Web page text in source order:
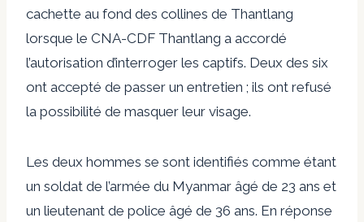
cachette au fond des collines de Thantlang
lorsque le CNA-CDF Thantlang a accordé
l’autorisation d’interroger les captifs. Deux des six
ont accepté de passer un entretien ; ils ont refusé
la possibilité de masquer leur visage.
Les deux hommes se sont identifiés comme étant
un soldat de l’armée du Myanmar âgé de 23 ans et
un lieutenant de police âgé de 36 ans. En réponse